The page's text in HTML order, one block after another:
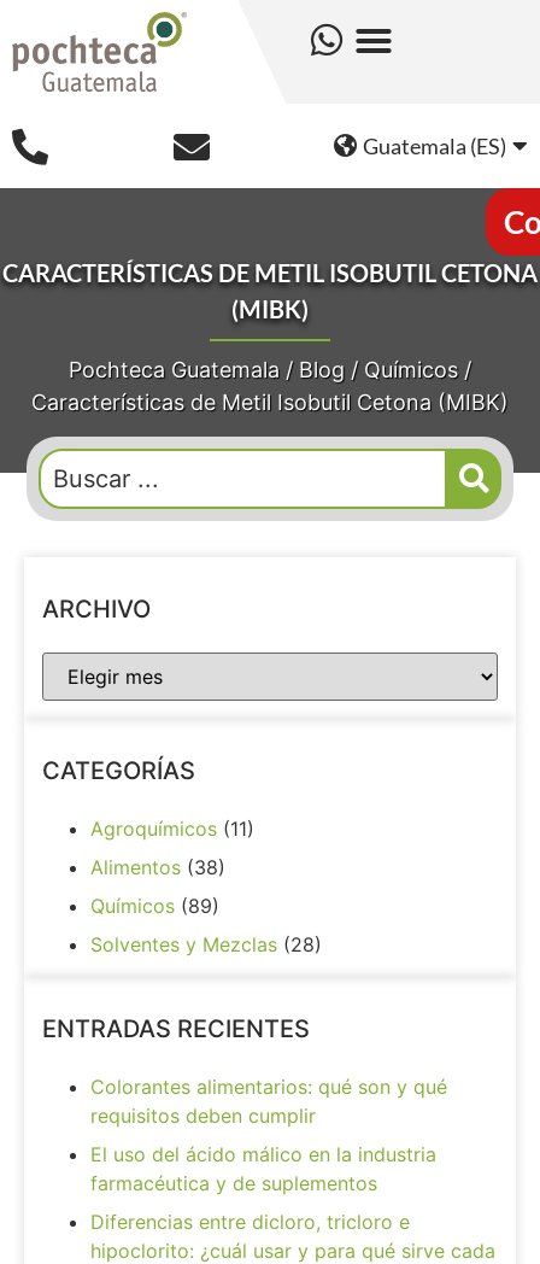
Guatemala (ES)
CARACTERÍSTICAS DE METIL ISOBUTIL CETONA
(MIBK)
Pochteca Guatemala / Blog / Químicos/
Características de Metil Isobutil Cetona (MIBK)
ARCHIVO
CATEGORÍAS
Agroquímicos (11)
Alimentos (38)
Químicos (89)
Solventes y Mezclas (28)
ENTRADAS RECIENTES
Colorantes alimentarios: qué son y qué
requisitos deben cumplir
El uso del ácido málico en la industria
farmacéutica y de suplementos
Diferencias entre dicloro, tricloro e
hipoclorito: ¿cuál usar y para qué sirve cada